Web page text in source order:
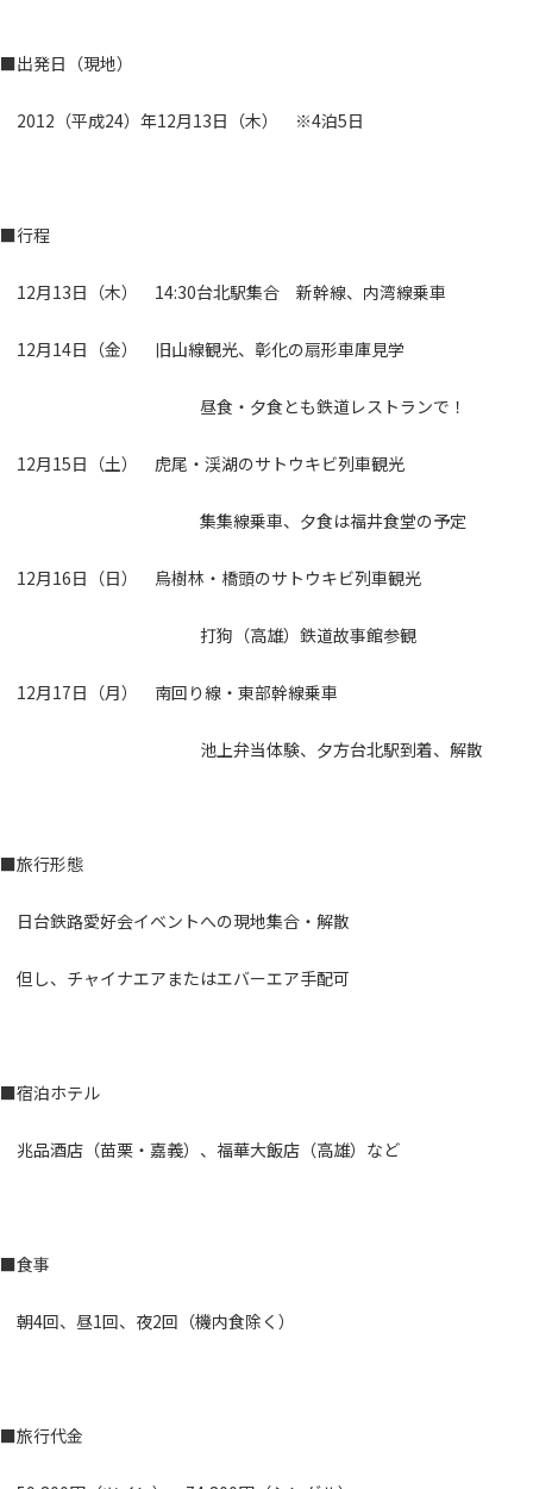
■出発日（現地）
2012（平成24）年12月13日（木） ※4泊5日
■行程
12月13日（木） 14:30台北駅集合 新幹線、内湾線乗車
12月14日（金） 旧山線観光、彰化の扇形車庫見学
昼食・夕食とも鉄道レストランで！
12月15日（土） 虎尾・渓湖のサトウキビ列車観光
集集線乗車、夕食は福井食堂の予定
12月16日（日） 烏樹林・橋頭のサトウキビ列車観光
打狗（高雄）鉄道故事館参観
12月17日（月） 南回り線・東部幹線乗車
池上弁当体験、夕方台北駅到着、解散
■旅行形態
日台鉄路愛好会イベントへの現地集合・解散
但し、チャイナエアまたはエバーエア手配可
■宿泊ホテル
兆品酒店（苗栗・嘉義）、福華大飯店（高雄）など
■食事
朝4回、昼1回、夜2回（機内食除く）
■旅行代金